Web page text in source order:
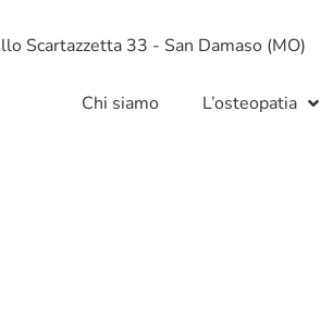
Scartazzetta 33 - San Damaso (MO)
Chi siamo L’osteopatia